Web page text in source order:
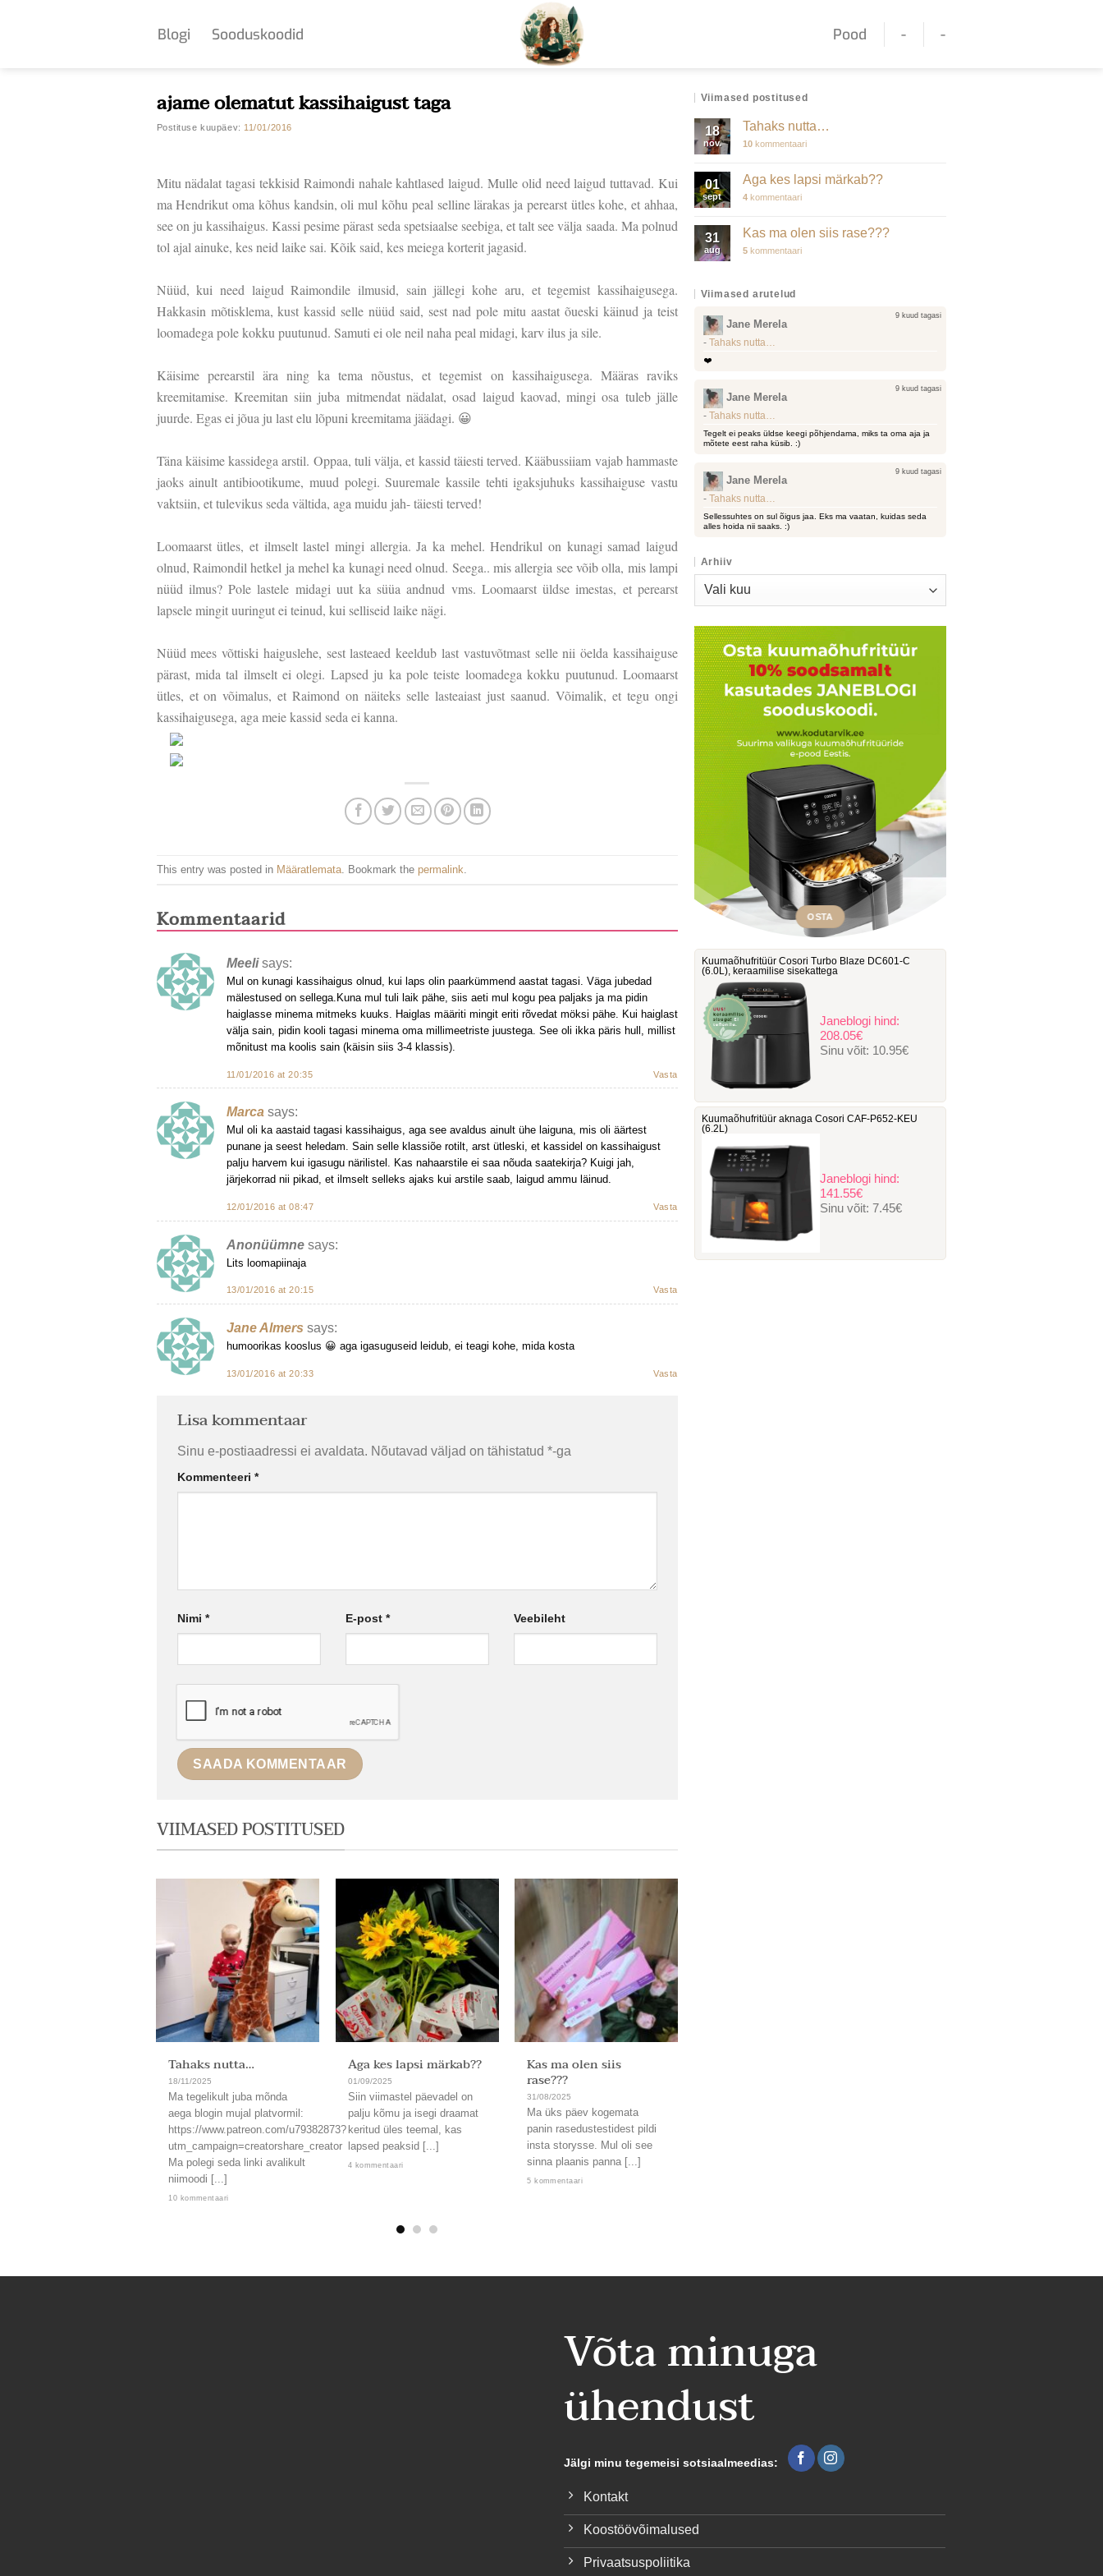
Blogi Sooduskoodid Pood - -
ajame olematut kassihaigust taga
Postituse kuupäev: 11/01/2016
Mitu nädalat tagasi tekkisid Raimondi nahale kahtlased laigud. Mulle olid need laigud tuttavad. Kui
ma Hendrikut oma kõhus kandsin, oli mul kõhu peal selline lärakas ja perearst ütles kohe, et ahhaa,
see on ju kassihaigus. Kassi pesime pärast seda spetsiaalse seebiga, et talt see välja saada. Ma polnud
tol ajal ainuke, kes neid laike sai. Kõik said, kes meiega korterit jagasid.
Nüüd, kui need laigud Raimondile ilmusid, sain jällegi kohe aru, et tegemist kassihaigusega.
Hakkasin mõtisklema, kust kassid selle nüüd said, sest nad pole mitu aastat õueski käinud ja teist
loomadega pole kokku puutunud. Samuti ei ole neil naha peal midagi, karv ilus ja sile.
Käisime perearstil ära ning ka tema nõustus, et tegemist on kassihaigusega. Määras raviks
kreemitamise. Kreemitan siin juba mitmendat nädalat, osad laigud kaovad, mingi osa tuleb jälle
juurde. Egas ei jõua ju last elu lõpuni kreemitama jäädagi. 😀
Täna käisime kassidega arstil. Oppaa, tuli välja, et kassid täiesti terved. Kääbussiiam vajab hammaste
jaoks ainult antibiootikume, muud polegi. Suuremale kassile tehti igaksjuhuks kassihaiguse vastu
vaktsiin, et tulevikus seda vältida, aga muidu jah- täiesti terved!
Loomaarst ütles, et ilmselt lastel mingi allergia. Ja ka mehel. Hendrikul on kunagi samad laigud
olnud, Raimondil hetkel ja mehel ka kunagi need olnud. Seega.. mis allergia see võib olla, mis lampi
nüüd ilmus? Pole lastele midagi uut ka süüa andnud vms. Loomaarst üldse imestas, et perearst
lapsele mingit uuringut ei teinud, kui selliseid laike nägi.
Nüüd mees võttiski haiguslehe, sest lasteaed keeldub last vastuvõtmast selle nii öelda kassihaiguse
pärast, mida tal ilmselt ei olegi. Lapsed ju ka pole teiste loomadega kokku puutunud. Loomaarst
ütles, et on võimalus, et Raimond on näiteks selle lasteaiast just saanud. Võimalik, et tegu ongi
kassihaigusega, aga meie kassid seda ei kanna.
This entry was posted in Määratlemata. Bookmark the permalink
Kommentaarid
Meeli says:
Mul on kunagi kassihaigus olnud, kui laps olin paarkümmend aastat tagasi. Väga jubedad
mälestused on sellega.Kuna mul tuli laik pähe, siis aeti mul kogu pea paljaks ja ma pidin
haiglasse minema mitmeks kuuks. Haiglas määriti mingit eriti rõvedat möksi pähe. Kui haiglast
välja sain, pidin kooli tagasi minema oma millimeetriste juustega. See oli ikka päris hull, millist
mõnitust ma koolis sain (käisin siis 3-4 klassis).
11/01/2016 at 20:35 Vasta
Marca says:
Mul oli ka aastaid tagasi kassihaigus, aga see avaldus ainult ühe laiguna, mis oli äärtest
punane ja seest heledam. Sain selle klassiõe rotilt, arst ütleski, et kassidel on kassihaigust
palju harvem kui igasugu närilistel. Kas nahaarstile ei saa nõuda saatekirja? Kuigi jah,
järjekorrad nii pikad, et ilmselt selleks ajaks kui arstile saab, laigud ammu läinud.
12/01/2016 at 08:47 Vasta
Anonüümne says:
Lits loomapiinaja
13/01/2016 at 20:15 Vasta
Jane Almers says:
humoorikas kooslus 😀 aga igasuguseid leidub, ei teagi kohe, mida kosta
13/01/2016 at 20:33 Vasta
Lisa kommentaar
Sinu e-postiaadressi ei avaldata. Nõutavad väljad on tähistatud *-ga
Kommenteeri *
Nimi * E-post * Veebileht
VIIMASED POSTITUSED
Tahaks nutta…
18/11/2025
Ma tegelikult juba mõnda
aega blogin mujal platvormil:
https://www.patreon.com/u79382873?
utm_campaign=creatorshare_creator
Ma polegi seda linki avalikult
niimoodi [...]
10 kommentaari
Aga kes lapsi märkab??
01/09/2025
Siin viimastel päevadel on
palju kõmu ja isegi draamat
keritud üles teemal, kas
lapsed peaksid [...]
4 kommentaari
Kas ma olen siis
rase???
31/08/2025
Ma üks päev kogemata
panin rasedustestidest pildi
insta storysse. Mul oli see
sinna plaanis panna [...]
5 kommentaari
Viimased postitused
18
nov.
Tahaks nutta…
10kommentaari
01
sept
Aga kes lapsi märkab??
4kommentaari
31
aug
Kas ma olen siis rase???
5kommentaari
Viimased arutelud
Jane Merela
9 kuud tagasi
- Tahaks nutta…
❤️
Jane Merela
9 kuud tagasi
- Tahaks nutta…
Tegelt ei peaks üldse keegi põhjendama, miks ta oma aja ja
mõtete eest raha küsib. :)
Jane Merela
9 kuud tagasi
- Tahaks nutta…
Sellessuhtes on sul õigus jaa. Eks ma vaatan, kuidas seda
alles hoida nii saaks. :)
Arhiiv
Arhiiv
OSTA
Kuumaõhufritüür Cosori Turbo Blaze DC601-C
‎(6.0L), keraamilise sisekattega
Janeblogi hind:
208.05€
Sinu võit: 10.95€
Kuumaõhufritüür aknaga Cosori ‎CAF-P652-KEU
(6.2L)
Janeblogi hind:
141.55€
Sinu võit:7.45€
Võta minuga
ühendust
Jälgi minu tegemeisi sotsiaalmeedias:
Kontakt
Koostöövõimalused
Privaatsuspoliitika